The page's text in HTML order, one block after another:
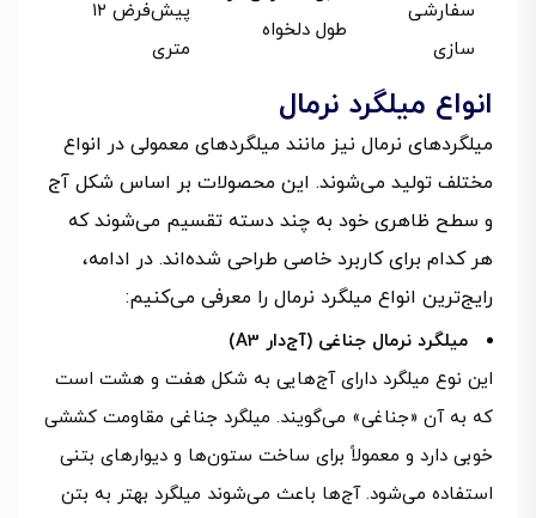
سفارشی
سازی
طول دلخواه
پیش‌فرض ۱۲
متری
انواع میلگرد نرمال
میلگردهای نرمال نیز مانند میلگردهای معمولی در انواع
مختلف تولید می‌شوند. این محصولات بر اساس شکل آج
و سطح ظاهری خود به چند دسته تقسیم می‌شوند که
هر کدام برای کاربرد خاصی طراحی شده‌اند. در ادامه،
رایج‌ترین انواع میلگرد نرمال را معرفی می‌کنیم:
میلگرد نرمال جناغی (آج‌دار A3)
این نوع میلگرد دارای آج‌هایی به شکل هفت و هشت است
که به آن «جناغی» می‌گویند. میلگرد جناغی مقاومت کششی
خوبی دارد و معمولاً برای ساخت ستون‌ها و دیوارهای بتنی
استفاده می‌شود. آج‌ها باعث می‌شوند میلگرد بهتر به بتن